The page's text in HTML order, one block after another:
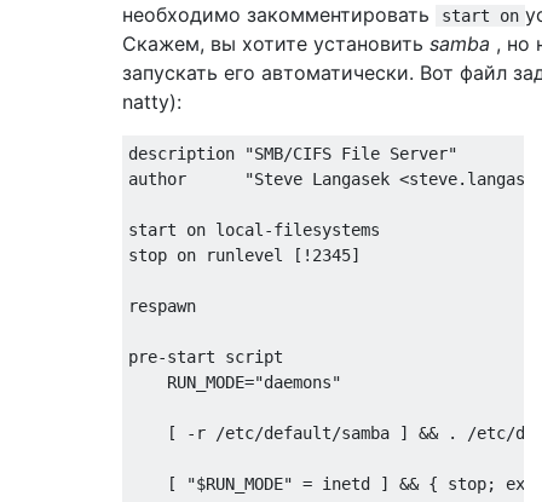
необходимо закомментировать
start on
Скажем, вы хотите установить samba , но
запускать его автоматически. Вот файл
natty):
description "SMB/CIFS File Server"
author      "Steve Langasek
start on local-filesystems
stop on runlevel [!2345]
respawn
pre-start script
    RUN_MODE="daemons"
[ -r /etc/default/samba ] && . /etc/
[ "$RUN_MODE" = inetd ] && { stop;